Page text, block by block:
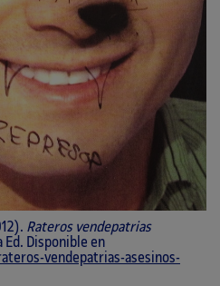
Rateros vendepatrias
Ed. Disponible en
vendepatrias-asesinos-